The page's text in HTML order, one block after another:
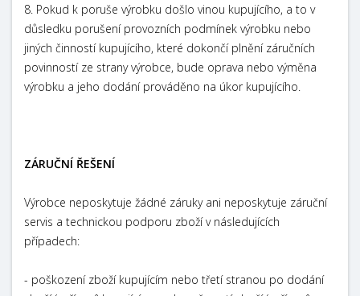
8. Pokud k poruše výrobku došlo vinou kupujícího, a to v
důsledku porušení provozních podmínek výrobku nebo
jiných činností kupujícího, které dokončí plnění záručních
povinností ze strany výrobce, bude oprava nebo výměna
výrobku a jeho dodání prováděno na úkor kupujícího.
ZÁRUČNÍ ŘEŠENÍ
Výrobce neposkytuje žádné záruky ani neposkytuje záruční
servis a technickou podporu zboží v následujících
případech:
- poškození zboží kupujícím nebo třetí stranou po dodání